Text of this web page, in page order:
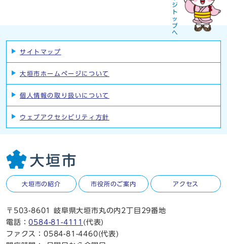
サイトマップ
大垣市ホームページについて
個人情報の取り扱いについて
ウェブアクセシビリティ方針
大垣市の紹介 市役所のご案内 アクセス
〒503-8601 岐阜県大垣市丸の内2丁目29番地
電話：0584-81-4111 (代表)
ファクス：0584-81-4460(代表)